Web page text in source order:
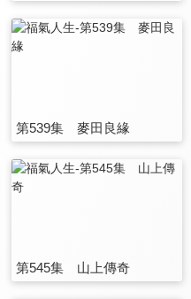
第539集 麥田良緣
第545集 山上傳奇